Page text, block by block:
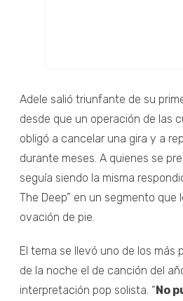
Adele salió triunfante de su
desde que un operación de las
obligó a cancelar una gira y a
durante meses. A quienes se
seguía siendo la misma
The Deep” en un segmento que
ovación de pie.
El tema se llevó uno de los más
de la noche el de canción del
interpretación pop solista. “No